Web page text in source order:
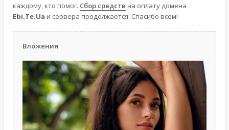
каждому, кто помог. Сбор средств на оплату домена
Ebi.Te.Ua и сервера продолжается. Спасибо всем!
Вложения